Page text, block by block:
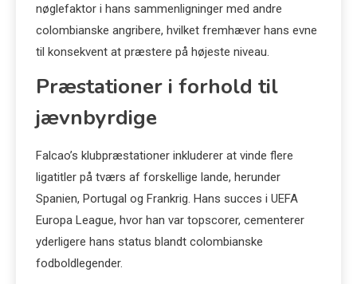
nøglefaktor i hans sammenligninger med andre
colombianske angribere, hvilket fremhæver hans evne
til konsekvent at præstere på højeste niveau.
Præstationer i forhold til
jævnbyrdige
Falcao’s klubpræstationer inkluderer at vinde flere
ligatitler på tværs af forskellige lande, herunder
Spanien, Portugal og Frankrig. Hans succes i UEFA
Europa League, hvor han var topscorer, cementerer
yderligere hans status blandt colombianske
fodboldlegender.